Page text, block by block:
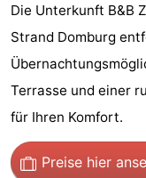
Park
-
Wijngaerde
Ferienhäuser
Buitenhof
-
Die Unterkunft B&B
Strand Domburg
Terrasse und einer
für Ihren Komfort.
Preise hier